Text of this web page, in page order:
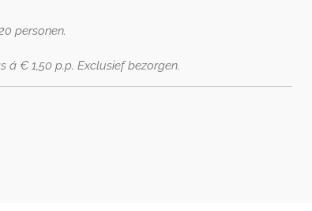
personen.
á € 1,50 p.p. Exclusief bezorgen.